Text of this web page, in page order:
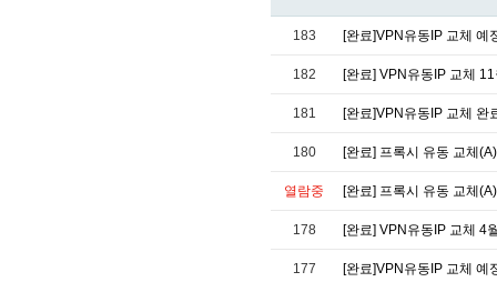
183 [완료]VPN유동IP 교체 예
182 [완료] VPN유동IP 교체
181 [완료]VPN유동IP 교체
180 [완료] 프록시 유동 교체
열람중 [완료] 프록시 유동 교체
178 [완료] VPN유동IP 교체 4
177 [완료]VPN유동IP 교체 예